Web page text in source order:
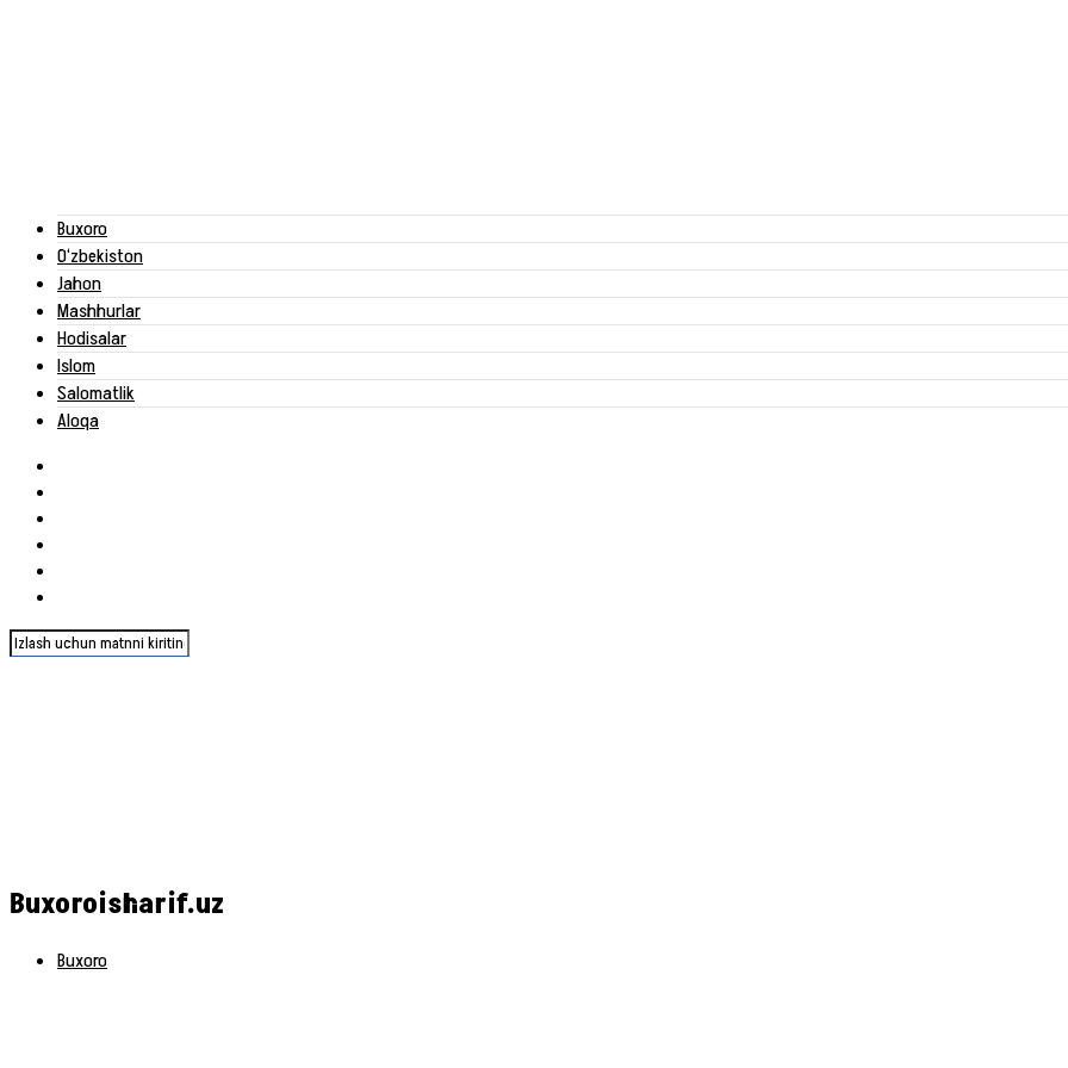
Buxoro
O‘zbekiston
Jahon
Mashhurlar
Hodisalar
Islom
Salomatlik
Aloqa
Buxoroisharif.uz
Buxoro